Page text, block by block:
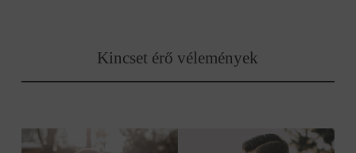
Kincset érő vélemények